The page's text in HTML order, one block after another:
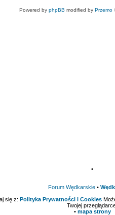
Powered by phpBB modified by Przemo
•
Forum Wędkarskie•
się z: Polityka Prywatności i Cookies
Twojej
• mapa strony